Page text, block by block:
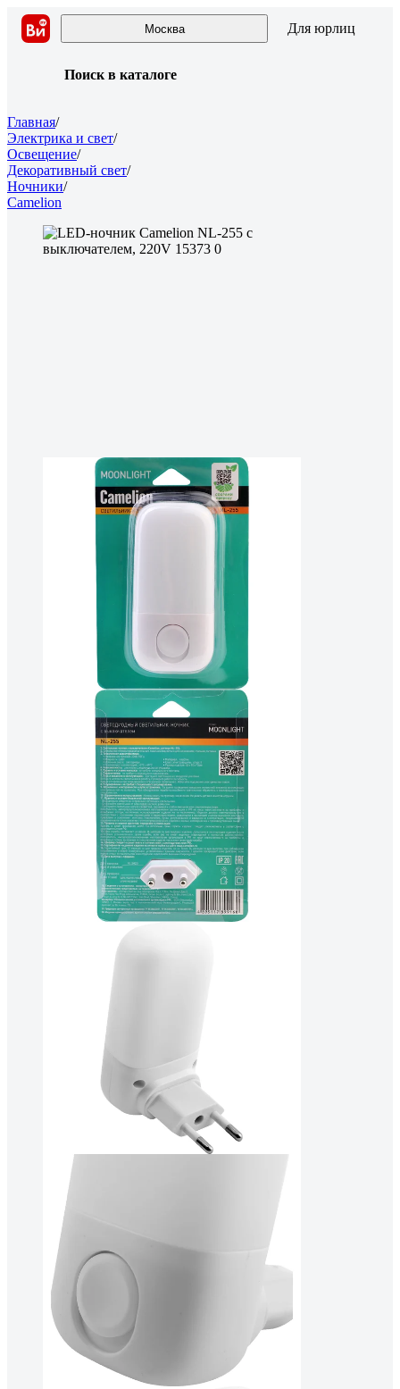
Москва Для юрлиц
Поиск в каталоге
Главная/
Электрика и свет/
Освещение/
Декоративный свет/
Ночники/
Camelion